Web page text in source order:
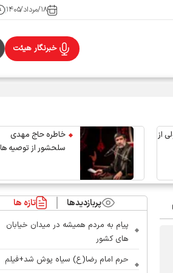
۱۸/مرداد/۱۴۰۵
خبرنگار هیئت
از
خاطره حاج مهدی
سلحشور از توصیه
پربازدیدها تازه ها
پیام به مردم همیشه در میدان خیابان
های کشور
حرم امام رضا(ع) سیاه پوش شد+فیلم